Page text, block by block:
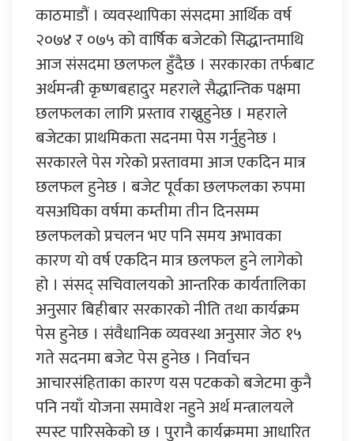
काठमाडौं । व्यवस्थापिका संसदमा आर्थिक वर्ष
२०७४ र ०७५ को वार्षिक बजेटको सिद्धान्तमाथि
आज संसदमा छलफल हुँदैछ । सरकारका तर्फबाट
अर्थमन्त्री कृष्णबहादुर महराले सैद्धान्तिक पक्षमा
छलफलका लागि प्रस्ताव राख्नुहुनेछ । महराले
बजेटका प्राथमिकता सदनमा पेस गर्नुहुनेछ ।
सरकारले पेस गरेको प्रस्तावमा आज एकदिन मात्र
छलफल हुनेछ । बजेट पूर्वका छलफलका रुपमा
यसअघिका वर्षमा कम्तीमा तीन दिनसम्म
छलफलको प्रचलन भए पनि समय अभावका
कारण यो वर्ष एकदिन मात्र छलफल हुने लागेको
हो । संसद् सचिवालयको आन्तरिक कार्यतालिका
अनुसार बिहीबार सरकारको नीति तथा कार्यक्रम
पेस हुनेछ । संवैधानिक व्यवस्था अनुसार जेठ १५
गते सदनमा बजेट पेस हुनेछ । निर्वाचन
आचारसंहिताका कारण यस पटकको बजेटमा कुनै
पनि नयाँ योजना समावेश नहुने अर्थ मन्त्रालयले
स्पस्ट पारिसकेको छ । पुरानै कार्यक्रममा आधारित